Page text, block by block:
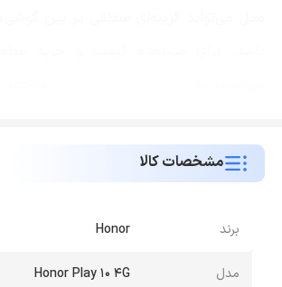
مشخصات کالا
برند Honor
مدل Honor Play 10 4G